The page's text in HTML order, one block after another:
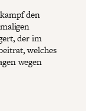
den
der im
welches
wegen